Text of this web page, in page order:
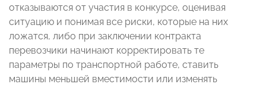
отказываются от участия в конкурсе, оценивая
ситуацию и понимая все риски, которые на них
ложатся, либо при заключении контракта
перевозчики начинают корректировать те
параметры по транспортной работе, ставить
машины меньшей вместимости или изменять